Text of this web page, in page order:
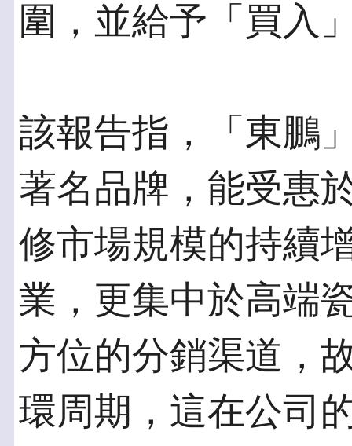
圍，並給予「買入
該報告指，「東鵬
著名品牌，能受惠
修市場規模的持續
業，更集中於高端
方位的分銷渠道，
環周期，這在公司